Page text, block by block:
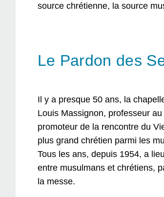
source chrétienne, la source
Le Pardon des
Il y a presque 50 ans, la
Louis Massignon, professeur
promoteur de la rencontre du
plus grand chrétien parmi les
Tous les ans, depuis 1954, a
entre musulmans et chrétiens,
la messe.